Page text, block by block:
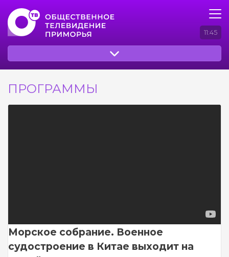
11:45
ПРОГРАММЫ
Морское собрание. Военное
судостроение в Китае выходит на